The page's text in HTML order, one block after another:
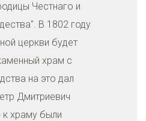
Честнаго и
В 1802 году
церкви будет
храм с
на это дал
Дмитриевич
к храму были